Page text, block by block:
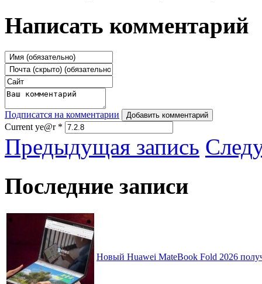
Написать комментарий
Подписатся на комментарии Добавить комментарий
Current ye@r *
Предыдущая запись
Последние записи
Новый Huawei MateBook Fold 2026